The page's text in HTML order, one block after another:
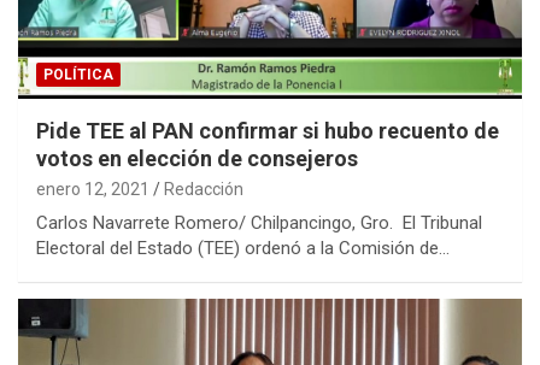
POLÍTICA
Pide TEE al PAN confirmar si hubo recuento de
votos en elección de consejeros
enero 12, 2021 Redacción
Carlos Navarrete Romero/ Chilpancingo, Gro. El Tribunal
Electoral del Estado (TEE) ordenó a la Comisión de…